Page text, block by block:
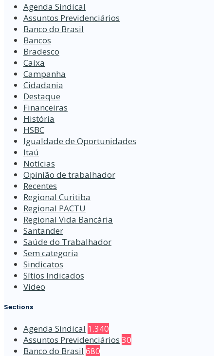
Agenda Sindical
Assuntos Previdenciários
Banco do Brasil
Bancos
Bradesco
Caixa
Campanha
Cidadania
Destaque
Financeiras
História
HSBC
Igualdade de Oportunidades
Itaú
Notícias
Opinião de trabalhador
Recentes
Regional Curitiba
Regional PACTU
Regional Vida Bancária
Santander
Saúde do Trabalhador
Sem categoria
Sindicatos
Sítios Indicados
Video
Sections
Agenda Sindical 1.340
Assuntos Previdenciários 30
Banco do Brasil 680